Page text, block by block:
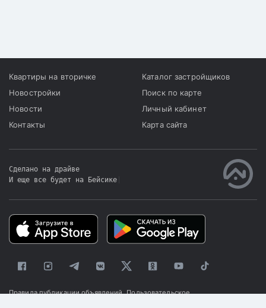
Квартиры на вторичке
Новостройки
Новости
Контакты
Каталог застройщиков
Поиск по карте
Личный кабинет
Карта сайта
Сделано на драйве
И еще все будет на Бейсике
Правила публикации объявлений Пользовательское